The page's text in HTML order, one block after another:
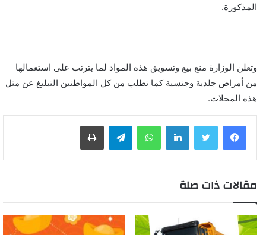
المذكورة.
وتعلن الوزارة منع بيع وتسويق هذه المواد لما يترتب على استعمالها
من أمراض جلدية وجنسية كما تطلب من كل المواطنين التبليغ عن مثل
هذه المحلات.
لينكدإن واتساب
مقالات ذات صلة